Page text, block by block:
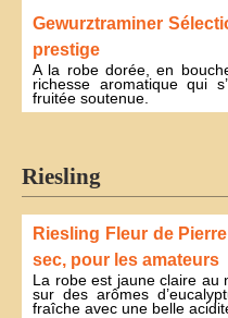
Gewurztraminer
prestige
A la robe dorée, en
richesse aromatique qui
fruitée soutenue.
Riesling
Riesling Fleur de
sec, pour les amateurs
La robe est jaune claire au
sur des arômes
fraîche avec une belle